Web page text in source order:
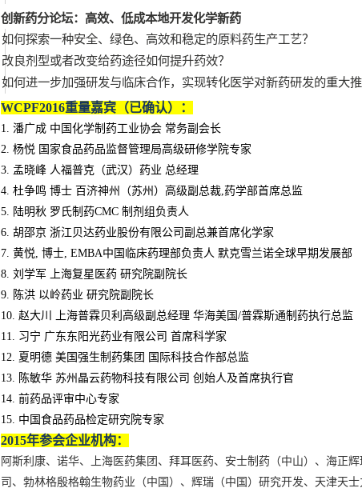
创新药分论坛：高效、低成本地开发化学新药
如何探索一种安全、绿色、高效和稳定的原料药生产工艺？
改良剂型或者改变给药途径如何提升药效？
如何进一步加强研发与临床合作，实现转化医学对新药研发的重大
WCPF2016重量嘉宾（已确认）：
1. 潘广成 中国化学制药工业协会 常务副会长
2. 杨悦 国家食品药品监督管理局高级研修学院专家
3. 孟晓峰 人福普克（武汉）药业 总经理
4. 杜争鸣 博士 百济神州（苏州）高级副总裁,药学部首席总监
5. 陆明秋 罗氏制药CMC 制剂组负责人
6. 胡邵京 浙江贝达药业股份有限公司副总兼首席化学家
7. 黄悦, 博士, EMBA中国临床药理部负责人 默克雪兰诺全球早期发展部
8. 刘学军 上海复星医药 研究院副院长
9. 陈洪 以岭药业 研究院副院长
10. 赵大川 上海普霖贝利高级副总经理 华海美国 /普霖斯通制药执行总监
11. 习宁 广东东阳光药业有限公司 首席科学家
12. 夏明德 美国强生制药集团 国际科技合作部总监
13. 陈敏华 苏州晶云药物科技有限公司 创始人及首席执行官
14. 前药品评审中心专家
15. 中国食品药品检定研究院专家
2015年参会企业机构：
阿斯利康、诺华、上海医药集团、拜耳医药、安士制药（中山）、海正
司、勃林格殷格翰生物药业（中国）、辉瑞（中国）研究开发、天津天